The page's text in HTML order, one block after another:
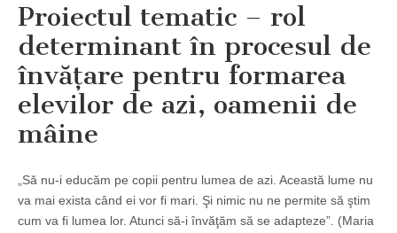
Proiectul tematic – rol
determinant în procesul de
învăţare pentru formarea
elevilor de azi, oamenii de
mâine
„Să nu-i educăm pe copii pentru lumea de azi. Această lume nu
va mai exista când ei vor fi mari. Şi nimic nu ne permite să ştim
cum va fi lumea lor. Atunci să-i învăţăm să se adapteze”. (Maria